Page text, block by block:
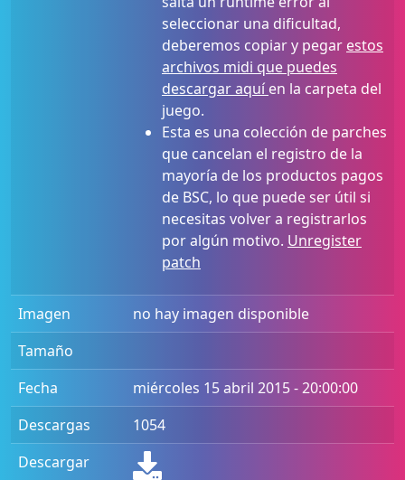
seleccionar una dificultad,
deberemos copiar y pegar estos
archivos midi que puedes
descargar aquí en la carpeta del
juego.
Esta es una colección de parches
que cancelan el registro de la
mayoría de los productos pagos
de BSC, lo que puede ser útil si
necesitas volver a registrarlos
por algún motivo. Unregister
patch
Imagen
no hay imagen disponible
Tamaño
Fecha
miércoles 15 abril 2015 - 20:00:00
Descargas
1054
Descargar